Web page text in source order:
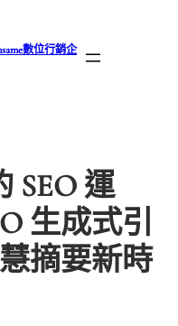
數位行銷企
SEO 運
生成式引
摘要新時